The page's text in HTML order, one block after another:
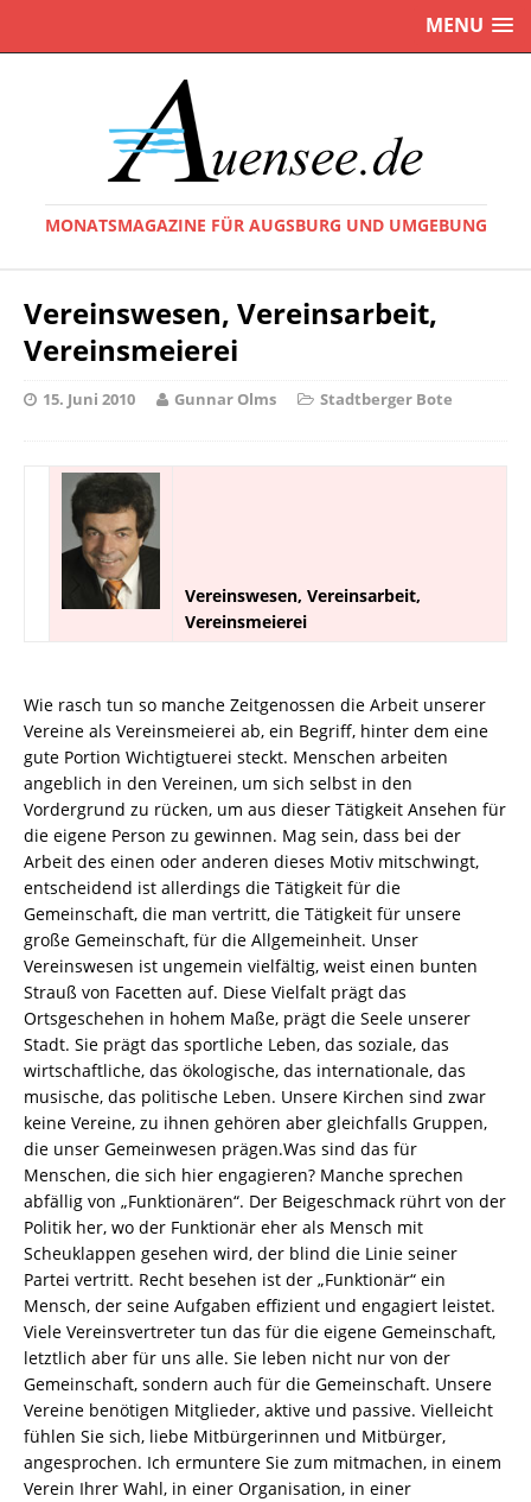
MENU
MONATSMAGAZINE FÜR AUGSBURG UND UMGEBUNG
Vereinswesen, Vereinsarbeit,
Vereinsmeierei
15. Juni 2010 Gunnar Olms Stadtberger Bote
Vereinswesen, Vereinsarbeit,
Vereinsmeierei
Wie rasch tun so manche Zeitgenossen die Arbeit unserer
Vereine als Vereinsmeierei ab, ein Begriff, hinter dem eine
gute Portion Wichtigtuerei steckt. Menschen arbeiten
angeblich in den Vereinen, um sich selbst in den
Vordergrund zu rücken, um aus dieser Tätigkeit Ansehen für
die eigene Person zu gewinnen. Mag sein, dass bei der
Arbeit des einen oder anderen dieses Motiv mitschwingt,
entscheidend ist allerdings die Tätigkeit für die
Gemeinschaft, die man vertritt, die Tätigkeit für unsere
große Gemeinschaft, für die Allgemeinheit. Unser
Vereinswesen ist ungemein vielfältig, weist einen bunten
Strauß von Facetten auf. Diese Vielfalt prägt das
Ortsgeschehen in hohem Maße, prägt die Seele unserer
Stadt. Sie prägt das sportliche Leben, das soziale, das
wirtschaftliche, das ökologische, das internationale, das
musische, das politische Leben. Unsere Kirchen sind zwar
keine Vereine, zu ihnen gehören aber gleichfalls Gruppen,
die unser Gemeinwesen prägen.Was sind das für
Menschen, die sich hier engagieren? Manche sprechen
abfällig von „Funktionären“. Der Beigeschmack rührt von der
Politik her, wo der Funktionär eher als Mensch mit
Scheuklappen gesehen wird, der blind die Linie seiner
Partei vertritt. Recht besehen ist der „Funktionär“ ein
Mensch, der seine Aufgaben effizient und engagiert leistet.
Viele Vereinsvertreter tun das für die eigene Gemeinschaft,
letztlich aber für uns alle. Sie leben nicht nur von der
Gemeinschaft, sondern auch für die Gemeinschaft. Unsere
Vereine benötigen Mitglieder, aktive und passive. Vielleicht
fühlen Sie sich, liebe Mitbürgerinnen und Mitbürger,
angesprochen. Ich ermuntere Sie zum mitmachen, in einem
Verein Ihrer Wahl, in einer Organisation, in einer